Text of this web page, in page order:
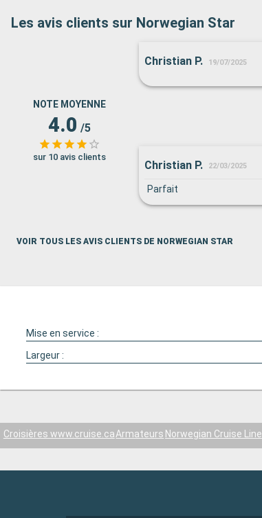
Les avis clients sur Norwegian Star
NOTE MOYENNE
4.0 /5
sur 10 avis clients
Christian P. 19/07/2025
Christian P. 22/03/2025
Parfait
VOIR TOUS LES AVIS CLIENTS DE NORWEGIAN STAR
Mise en service :
Largeur :
Croisières www.cruise.caArmateurs Norwegian Cruise Line